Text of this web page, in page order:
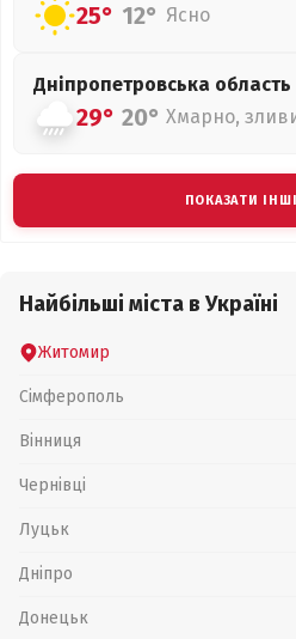
25° 12° Ясно
Дніпропетровська область
29° 20° Хмарно,
ПОКАЗАТИ
Найбільші міста в Україні
Житомир
Сімферополь
Вінниця
Чернівці
Луцьк
Дніпро
Донецьк